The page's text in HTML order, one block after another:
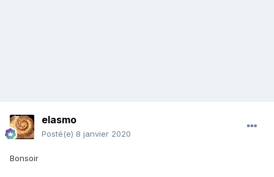
elasmo
Posté(e) 8 janvier 2020
Bonsoir